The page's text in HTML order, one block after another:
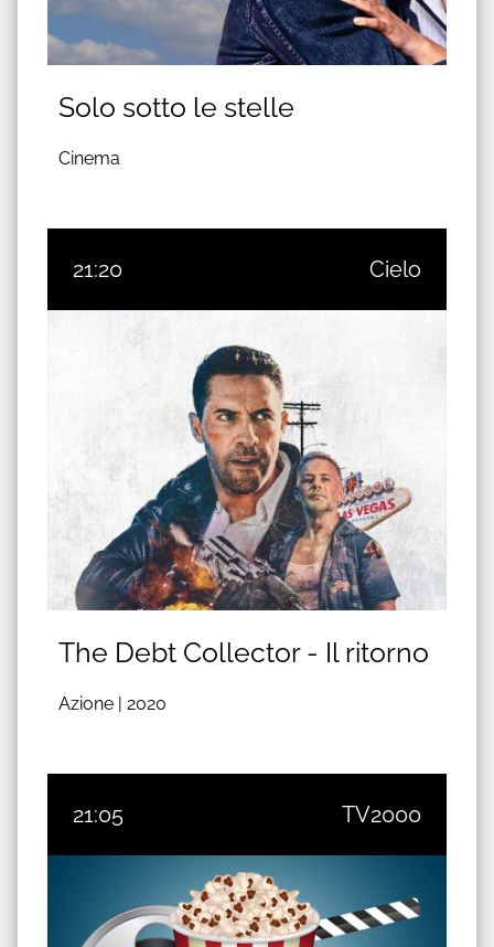
Solo sotto le stelle
Cinema
21:20 Cielo
The Debt Collector - Il ritorno
Azione | 2020
21:05 TV2000